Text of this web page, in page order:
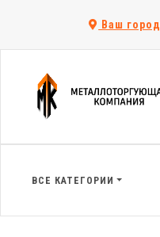
Ваш город
ВСЕ КАТЕГОРИИ